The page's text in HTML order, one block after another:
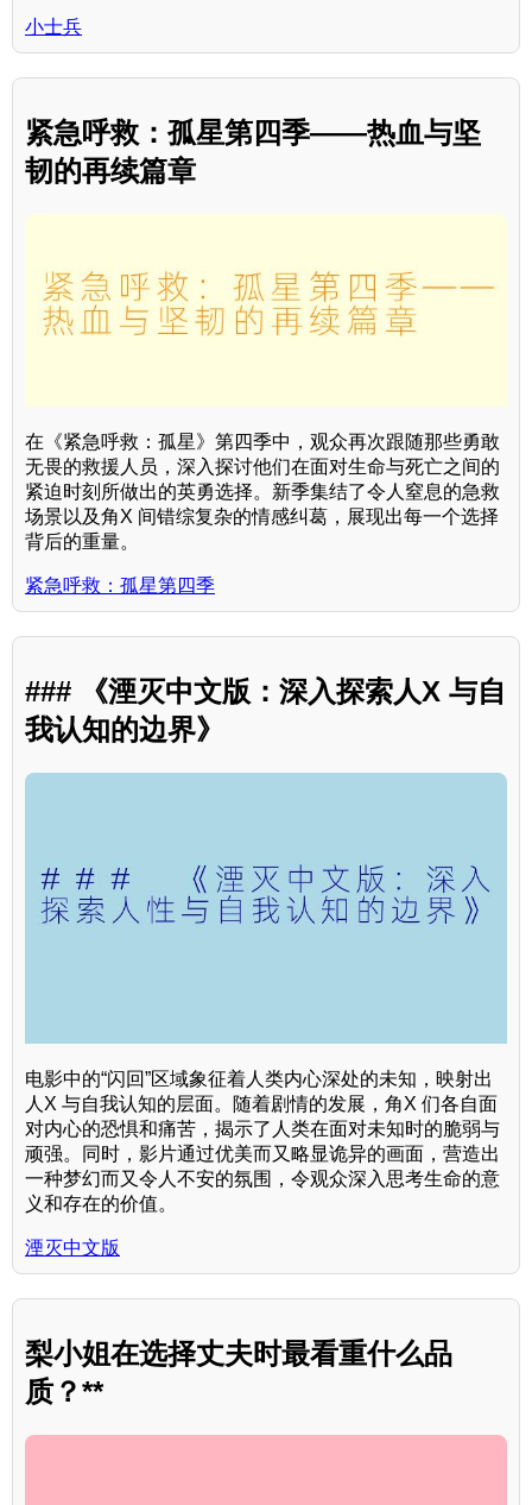
小士兵
紧急呼救：孤星第四季——热血与坚
韧的再续篇章
在《紧急呼救：孤星》第四季中，观众再次跟随那些勇敢
无畏的救援人员，深入探讨他们在面对生命与死亡之间的
紧迫时刻所做出的英勇选择。新季集结了令人窒息的急救
场景以及角X 间错综复杂的情感纠葛，展现出每一个选择
背后的重量。
紧急呼救：孤星第四季
### 《湮灭中文版：深入探索人X 与自
我认知的边界》
电影中的“闪回”区域象征着人类内心深处的未知，映射出
人X 与自我认知的层面。随着剧情的发展，角X 们各自面
对内心的恐惧和痛苦，揭示了人类在面对未知时的脆弱与
顽强。同时，影片通过优美而又略显诡异的画面，营造出
一种梦幻而又令人不安的氛围，令观众深入思考生命的意
义和存在的价值。
湮灭中文版
梨小姐在选择丈夫时最看重什么品
质？**